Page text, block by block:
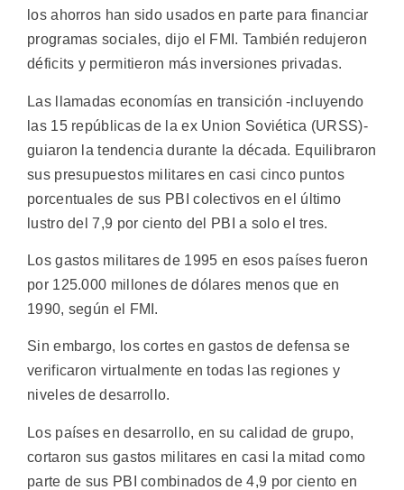
los ahorros han sido usados en parte para financiar
programas sociales, dijo el FMI. También redujeron
déficits y permitieron más inversiones privadas.
Las llamadas economías en transición -incluyendo
las 15 repúblicas de la ex Union Soviética (URSS)-
guiaron la tendencia durante la década. Equilibraron
sus presupuestos militares en casi cinco puntos
porcentuales de sus PBI colectivos en el último
lustro del 7,9 por ciento del PBI a solo el tres.
Los gastos militares de 1995 en esos países fueron
por 125.000 millones de dólares menos que en
1990, según el FMI.
Sin embargo, los cortes en gastos de defensa se
verificaron virtualmente en todas las regiones y
niveles de desarrollo.
Los países en desarrollo, en su calidad de grupo,
cortaron sus gastos militares en casi la mitad como
parte de sus PBI combinados de 4,9 por ciento en